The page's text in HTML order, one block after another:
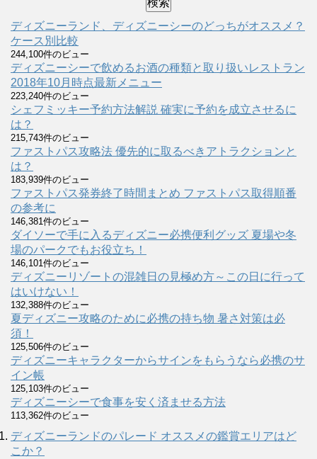
ディズニーランド、ディズニーシーのどっちがオススメ？
ケース別比較
244,100件のビュー
ディズニーシーで飲めるお酒の種類と取り扱いレストラン
2018年10月時点最新メニュー
223,240件のビュー
シェフミッキー予約方法解説 確実に予約を成立させるに
は？
215,743件のビュー
ファストパス攻略法 優先的に取るべきアトラクションと
は？
183,939件のビュー
ファストパス発券終了時間まとめ ファストパス取得順番
の参考に
146,381件のビュー
ダイソーで手に入るディズニー必携便利グッズ 夏場や冬
場のパークでもお役立ち！
146,101件のビュー
ディズニーリゾートの混雑日の見極め方～この日に行って
はいけない！
132,388件のビュー
夏ディズニー攻略のために必携の持ち物 暑さ対策は必
須！
125,506件のビュー
ディズニーキャラクターからサインをもらうなら必携のサ
イン帳
125,103件のビュー
ディズニーシーで食事を安く済ませる方法
113,362件のビュー
ディズニーランドのパレード オススメの鑑賞エリアはど
こか？